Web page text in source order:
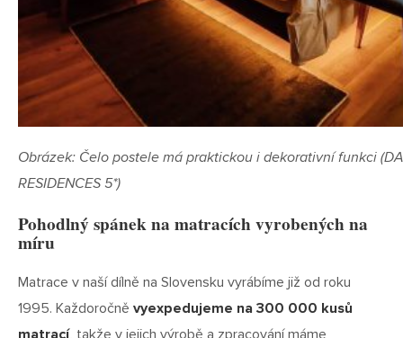
Obrázek: Čelo postele má praktickou i dekorativní funkci
RESIDENCES 5*)
Pohodlný spánek na matracích vyrobených na
míru
Matrace v naší dílně na Slovensku vyrábíme již od roku
1995. Každoročně vyexpedujeme na 300 000 kusů
matrací, takže v jejich výrobě a zpracování máme